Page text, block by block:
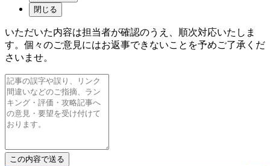
閉じる
いただいた内容は担当者が確認のうえ、順次対応いたしま
す。個々のご意見にはお返事できないことを予めご了承くだ
さいませ。